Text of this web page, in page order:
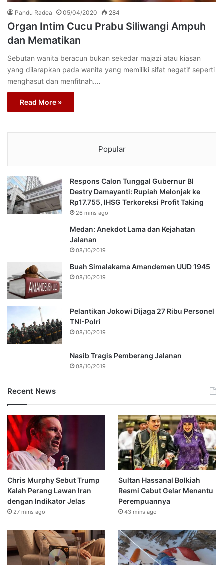
Pandu Radea 05/04/2020 284
Organ Intim Cucu Prabu Siliwangi Ampuh
dan Mematikan
Sebutan wanita beracun bukan sekedar majazi atau kiasan
yang dilarapkan pada wanita yang memiliki sifat negatif seperti
menghasut dan menfitnah.…
Read More »
Popular
Respons Calon Tunggal Gubernur BI
Destry Damayanti: Rupiah Melonjak ke
Rp17.755, IHSG Terkoreksi Profit Taking
26 mins ago
Medan: Anekdot Lama dan Kejahatan
Jalanan
08/10/2019
Buah Simalakama Amandemen UUD 1945
08/10/2019
Pelantikan Jokowi Dijaga 27 Ribu Personel
TNI-Polri
08/10/2019
Nasib Tragis Pemberang Jalanan
08/10/2019
Recent News
Chris Murphy Sebut Trump
Kalah Perang Lawan Iran
dengan Indikator Jelas
27 mins ago
Sultan Hassanal Bolkiah
Resmi Cabut Gelar Menantu
Perempuannya
43 mins ago